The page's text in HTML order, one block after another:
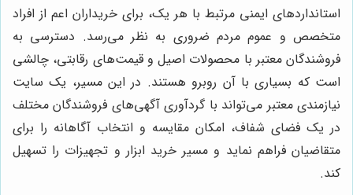
استانداردهای ایمنی مرتبط با هر یک، برای خریداران اعم از افراد
متخصص و عموم مردم ضروری به نظر می‌رسد. دسترسی به
فروشندگان معتبر با محصولات اصیل و قیمت‌های رقابتی، چالشی
است که بسیاری با آن روبرو هستند. در این مسیر، یک سایت
نیازمندی معتبر می‌تواند با گردآوری آگهی‌های فروشندگان مختلف
در یک فضای شفاف، امکان مقایسه و انتخاب آگاهانه را برای
متقاضیان فراهم نماید و مسیر خرید ابزار و تجهیزات را تسهیل
کند.